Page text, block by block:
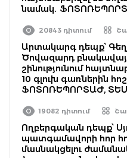
նամակ․
20843 դիտում
Արտակարգ դեպք՝
Ծովազարդ
շինությունում
10 գլուխ գառներին
ՖՈՏՈՌԵՊՈՐՏԱԺ,
19082 դիտում
Ողբերգական դեպք՝
պատգամավորի հոր
մասնակցելու